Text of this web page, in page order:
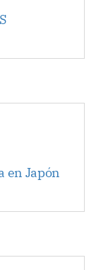
en Japón